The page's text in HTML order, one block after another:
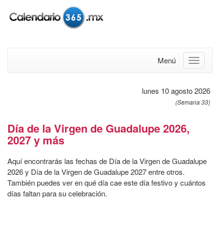
Menú
lunes 10 agosto 2026
(Semana 33)
Día de la Virgen de Guadalupe 2026,
2027 y más
Aquí encontrarás las fechas de Día de la Virgen de Guadalupe
2026 y Día de la Virgen de Guadalupe 2027 entre otros.
También puedes ver en qué día cae este día festivo y cuántos
días faltan para su celebración.